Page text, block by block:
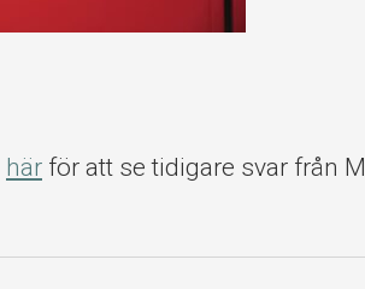
här för att se tidigare svar från